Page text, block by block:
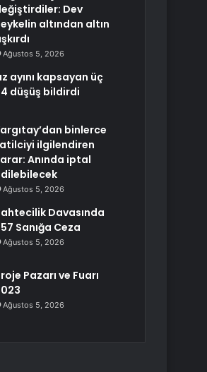
Dev
altından altın
Ağustos 5, 2026
ayını kapsayan üç
düşüş bildirdi
binlerce
ilgilendiren
Anında iptal
Ağustos 5, 2026
Davasında
Sanığa Ceza
Ağustos 5, 2026
Pazarı ve Fuarı
Ağustos 5, 2026